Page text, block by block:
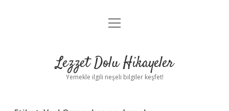
Anasayfa
Yasal Uyarı
menüyü
Lezzet Dolu Hikayeler
Yemekle ilgili neşeli bilgiler keşfet!